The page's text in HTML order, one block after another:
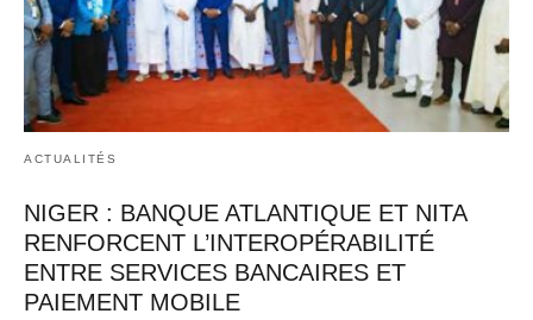
ACTUALITÉS
NIGER : BANQUE ATLANTIQUE ET NITA
RENFORCENT L’INTEROPÉRABILITÉ
ENTRE SERVICES BANCAIRES ET
PAIEMENT MOBILE